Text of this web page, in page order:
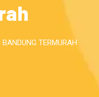
TERMURAH